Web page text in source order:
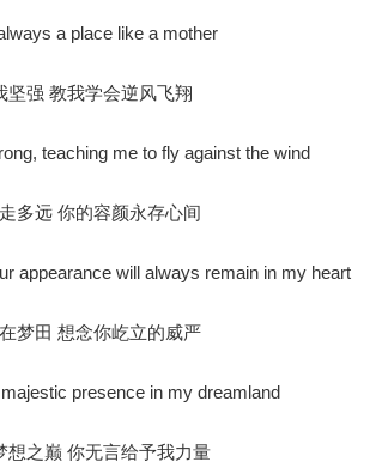
a place like a mother
坚强 教我学会逆风飞翔
teaching me to fly against the wind
多远 你的容颜永存心间
appearance will always remain in my heart
梦田 想念你屹立的威严
presence in my dreamland
想之巅 你无言给予我力量